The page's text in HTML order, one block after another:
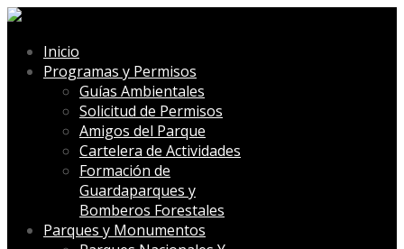
Inicio
Programas y Permisos
Guías Ambientales
Solicitud de Permisos
Amigos del Parque
Cartelera de Actividades
Formación de
Guardaparques y
Bomberos Forestales
Parques y Monumentos